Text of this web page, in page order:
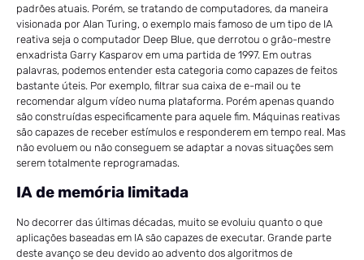
padrões atuais. Porém, se tratando de computadores, da maneira
visionada por Alan Turing, o exemplo mais famoso de um tipo de IA
reativa seja o computador Deep Blue, que derrotou o grão-mestre
enxadrista Garry Kasparov em uma partida de 1997. Em outras
palavras, podemos entender esta categoria como capazes de feitos
bastante úteis. Por exemplo, filtrar sua caixa de e-mail ou te
recomendar algum vídeo numa plataforma. Porém apenas quando
são construídas especificamente para aquele fim. Máquinas reativas
são capazes de receber estímulos e responderem em tempo real. Mas
não evoluem ou não conseguem se adaptar a novas situações sem
serem totalmente reprogramadas.
IA de memória limitada
No decorrer das últimas décadas, muito se evoluiu quanto o que
aplicações baseadas em IA são capazes de executar. Grande parte
deste avanço se deu devido ao advento dos algoritmos de